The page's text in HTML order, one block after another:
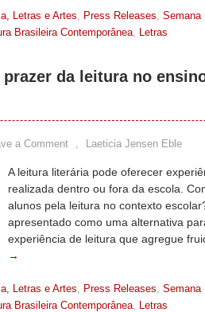
Letras e Artes, Press Releases, Semana
Brasileira Contemporânea, Letras
da leitura no
a Comment , Laeticia Jensen Eble
A leitura literária pode oferecer
realizada dentro ou fora da escola.
alunos pela leitura no contexto
apresentado como uma alternativa
experiência de leitura que agregue
→
Letras e Artes, Press Releases, Semana
Brasileira Contemporânea, Letras